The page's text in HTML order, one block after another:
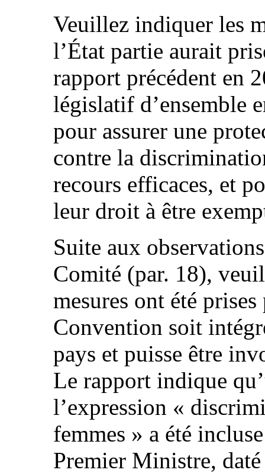
Veuillez indiquer les
l’État partie aurait
rapport précédent en
législatif d’ensemble
pour assurer une
contre la
recours efficaces, et
leur droit à être
Suite aux
Comité (par. 18),
mesures ont été
Convention soit
pays et puisse être
Le rapport indique
l’expression «
femmes » a été
Premier Ministre,